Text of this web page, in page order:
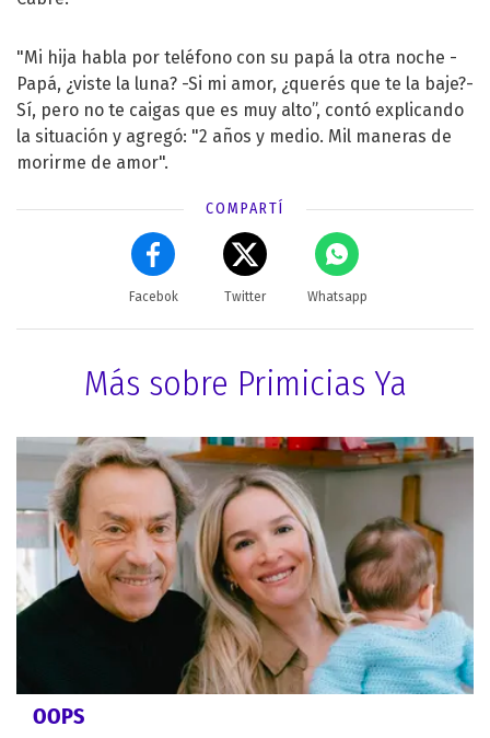
"Mi hija habla por teléfono con su papá la otra noche -
Papá, ¿viste la luna? -Si mi amor, ¿querés que te la baje?-
Sí, pero no te caigas que es muy alto”, contó explicando
la situación y agregó: "2 años y medio. Mil maneras de
morirme de amor".
COMPARTÍ
Facebok Twitter Whatsapp
Más sobre Primicias Ya
OOPS